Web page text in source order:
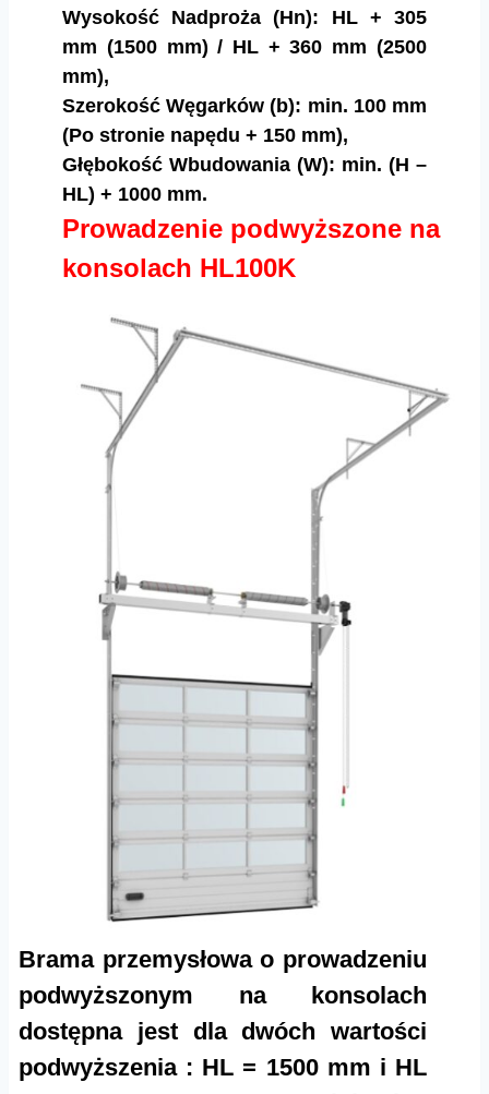
Wysokość Nadproża (Hn): HL + 305
mm (1500 mm) / HL + 360 mm (2500
mm),
Szerokość Węgarków (b): min. 100 mm
(Po stronie napędu + 150 mm),
Głębokość Wbudowania (W): min. (H –
HL) + 1000 mm.
Prowadzenie podwyższone na
konsolach HL100K
Brama przemysłowa o prowadzeniu
podwyższonym na konsolach
dostępna jest dla dwóch wartości
podwyższenia : HL = 1500 mm i HL